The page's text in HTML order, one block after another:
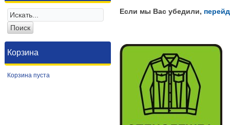
Корзина
Корзина пуста
Если мы Вас убедили,